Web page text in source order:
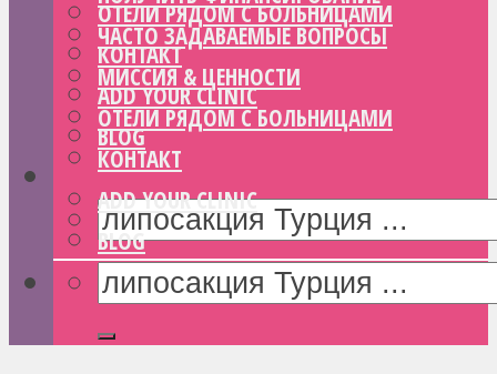
ОТЕЛИ РЯДОМ С БОЛЬНИЦАМИ
КОНТАКТ
ADD YOUR CLINIC
BLOG
ЧАСТО ЗАДАВАЕМЫЕ ВОПРОСЫ
МИССИЯ & ЦЕННОСТИ
ОТЕЛИ РЯДОМ С БОЛЬНИЦАМИ
КОНТАКТ
ADD YOUR CLINIC
BLOG